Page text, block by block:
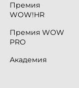
Премия
WOW!HR
Премия WOW
PRO
Академия